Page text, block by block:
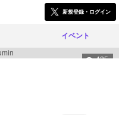
新規登録・ログイン
イベント
425